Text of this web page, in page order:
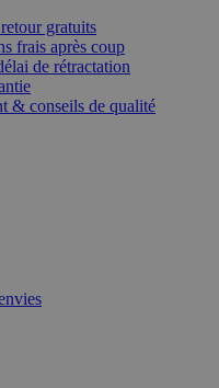
gratuits
frais après coup
de rétractation
& conseils de qualité